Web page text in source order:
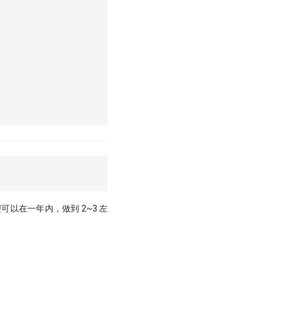
以在一年内，做到 2~3 左